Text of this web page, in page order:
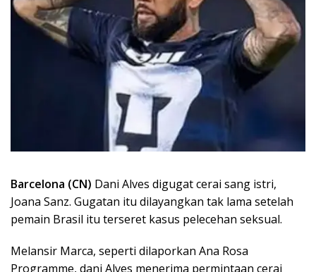
Barcelona (CN) Dani Alves digugat cerai sang istri,
Joana Sanz. Gugatan itu dilayangkan tak lama setelah
pemain Brasil itu terseret kasus pelecehan seksual.
Melansir Marca, seperti dilaporkan Ana Rosa
Programme, dani Alves menerima permintaan cerai